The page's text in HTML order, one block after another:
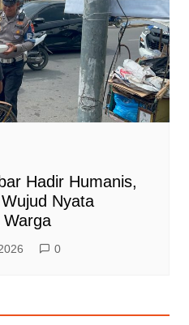
Hadir Humanis,
Nyata
Warga
0